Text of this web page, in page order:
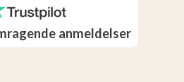
anmeldelser